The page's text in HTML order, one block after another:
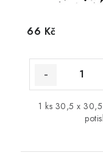
66 Kč
1 ks 30,5 x 30,5